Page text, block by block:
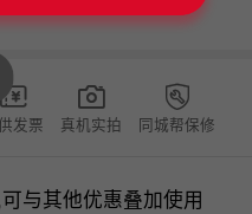
发票 真机实拍 同城帮保修
与其他优惠叠加使用